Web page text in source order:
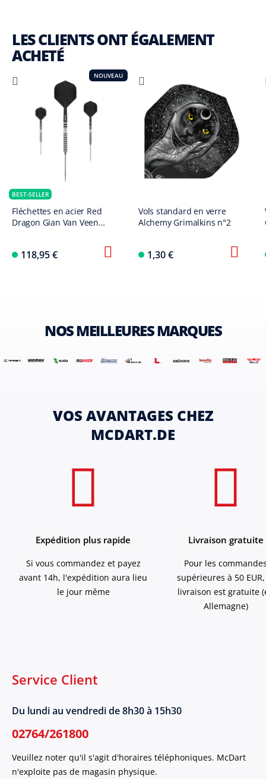
LES CLIENTS ONT ÉGALEMENT
ACHETÉ
NOUVEAU
BEST-SELLER
Fléchettes en acier Red
Dragon Gian Van Veen
118,95 €
Vols standard en verre
Alchemy Grimalkins n°2
1,30 €
NOS MEILLEURES MARQUES
VOS AVANTAGES CHEZ
MCDART.DE
Expédition plus rapide
Si vous commandez et payez
avant 14h, l'expédition aura lieu
le jour même
Livraison gratuite
Pour les
supérieures à 50
livraison est gratuite
Allemagne)
Service Client
Du lundi au vendredi de 8h30 à 15h30
02764/261800
Veuillez noter qu'il s'agit d'horaires téléphoniques. McDart
n'exploite pas de magasin physique.